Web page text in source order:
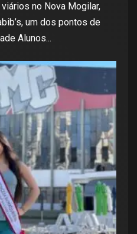
no Nova Mogilar,
um dos pontos de
Alunos...